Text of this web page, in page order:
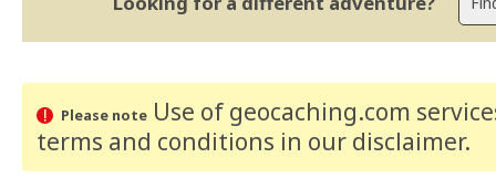
Please noteUse of geocaching.com
terms and conditions in our disclaimer.